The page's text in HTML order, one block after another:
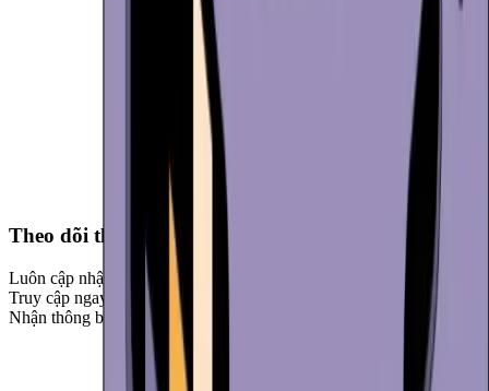
Theo dõi thị trường
Luôn cập nhật thông tin với dữ liệu thị trường theo thời gian thực.
Truy cập ngay trong ứng dụng để theo dõi những tin tức quan trọng.
Nhận thông báo khi thị trường có biến động.